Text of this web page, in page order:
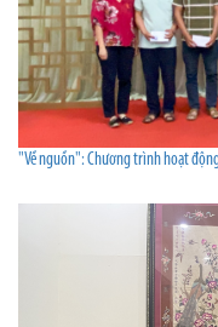
"Về nguồn": Chương trình hoạt